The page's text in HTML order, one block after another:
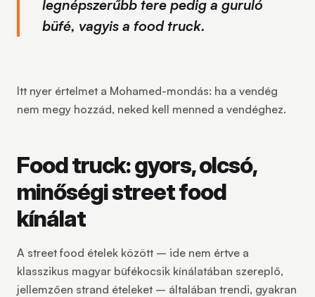
legnépszerűbb tere pedig a guruló
büfé, vagyis a food truck.
Itt nyer értelmet a Mohamed-mondás: ha a vendég
nem megy hozzád, neked kell menned a vendéghez.
Food truck: gyors, olcsó,
minőségi street food
kínálat
A street food ételek között – ide nem értve a
klasszikus magyar büfékocsik kínálatában szereplő,
jellemzően strand ételeket – általában trendi, gyakran